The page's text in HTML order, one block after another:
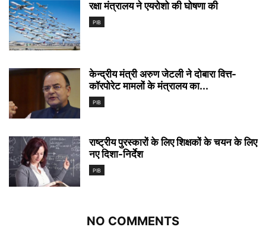
रक्षा मंत्रालय ने एयरोशो की घोषणा की
PIB
केन्द्रीय मंत्री अरुण जेटली ने दोबारा वित्त-
कॉरपोरेट मामलों के मंत्रालय का...
PIB
राष्ट्रीय पुरस्कारों के लिए शिक्षकों के चयन के लिए
नए दिशा-निर्देश
PIB
NO COMMENTS